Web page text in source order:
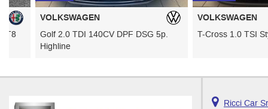
VOLKSWAGEN
Golf 2.0 TDI 140CV DPF DSG 5p.
Highline
VOLKSWAGEN
T-Cross 1.0 TSI Style
Ricci Car